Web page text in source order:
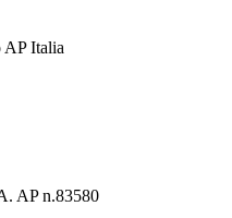
AP Italia
AP n.83580